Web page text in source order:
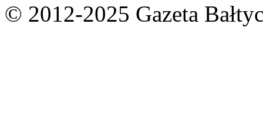
© 2012-2025 Gazeta